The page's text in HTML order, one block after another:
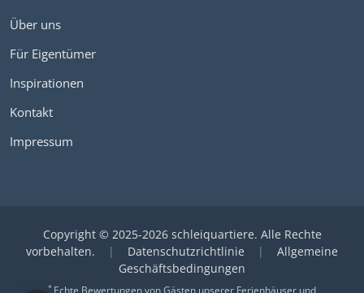
Über uns
Für Eigentümer
Inspirationen
Kontakt
Impressum
Copyright © 2025-2026 schleiquartiere. Alle Rechte
vorbehalten.
| Datenschutzrichtlinie |
Allgemeine
Geschäftsbedingungen
*